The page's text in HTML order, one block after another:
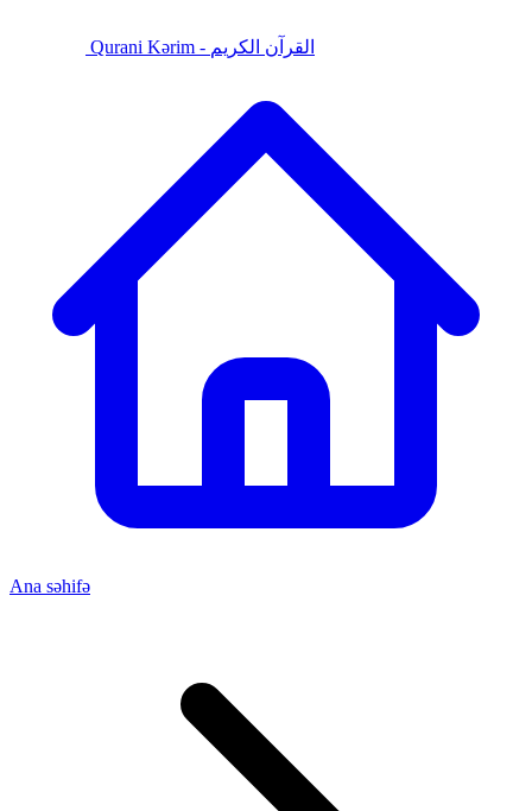
Qurani Kərim - القرآن الكريم
Ana səhifə